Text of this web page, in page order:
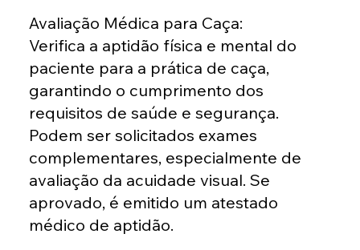
Avaliação Médica para Caça:
Verifica a aptidão física e mental do
paciente para a prática de caça,
garantindo o cumprimento dos
requisitos de saúde e segurança.
Podem ser solicitados exames
complementares, especialmente de
avaliação da acuidade visual. Se
aprovado, é emitido um atestado
médico de aptidão.